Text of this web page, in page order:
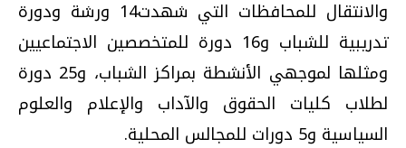
والانتقال للمحافظات التي شهدت‏14‏ ورشة ودورة
تدريبية للشباب و‏16‏ دورة للمتخصصين الاجتماعيين
ومثلها لموجهي الأنشطة بمراكز الشباب‏،‏ و‏25‏ دورة
لطلاب كليات الحقوق والآداب والإعلام والعلوم
السياسية و‏5‏ دورات للمجالس المحلية‏.‏